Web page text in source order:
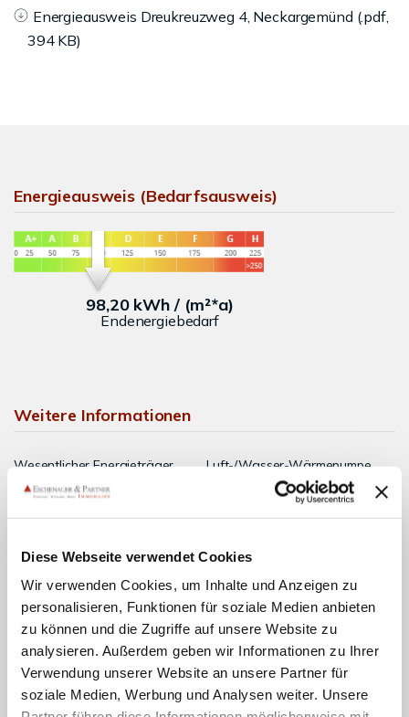
Diese Webseite verwendet Cookies
Wir verwenden Cookies, um Inhalte und Anzeigen zu
personalisieren, Funktionen für soziale Medien anbieten
zu können und die Zugriffe auf unsere Website zu
analysieren. Außerdem geben wir Informationen zu Ihrer
Verwendung unserer Website an unsere Partner für
soziale Medien, Werbung und Analysen weiter. Unsere
Energieausweis Dreukreuzweg 4, Neckargemünd (.pdf,
394 KB)
Energieausweis (Bedarfsausweis)
98,20 kWh / (m²*a)
Endenergiebedarf
Weitere Informationen
Wesentlicher Energieträger
Luft-/Wasser-Wärmepumpe
Energieausweis gültig bis
Energieausweis Werteklasse
C
Energieausweis Baujahr
1929
Energieausweis Gebäudeart
Wohngebäude
Heizung
Zentralheizung
Befeuerung
Luft-/Wasser-Wärmepumpe